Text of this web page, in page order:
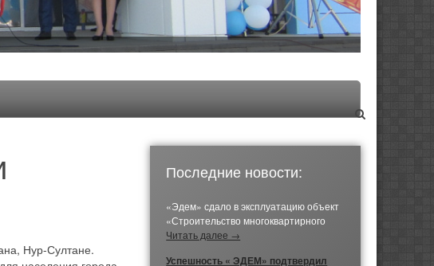
Нур-Султане.
Последние новости:
«Эдем» сдало в эксплуатацию объект
«Строительство многоквартирного
Читать далее →
Успешность « ЭДЕМ» подтвердил